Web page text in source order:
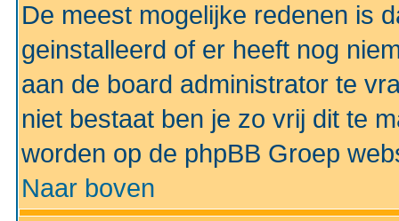
De meest mogelijke redenen is
geinstalleerd of er heeft nog
aan de board administrator te
niet bestaat ben je zo vrij dit te
worden op de phpBB Groep
Naar boven